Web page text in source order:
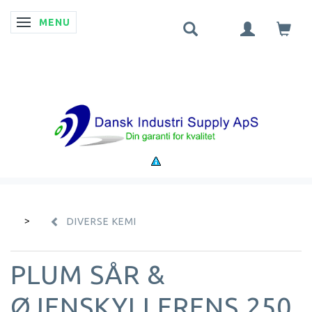
SKIFTE NAVIGATION
MENU
DIVERSE KEMI
PLUM SÅR &